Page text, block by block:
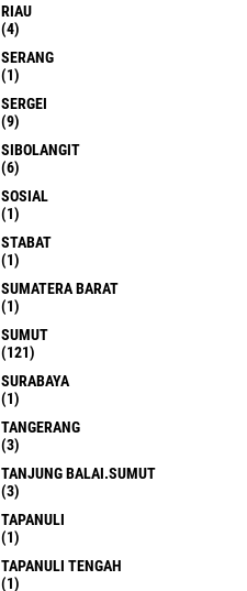
RIAU
(4)
SERANG
(1)
SERGEI
(9)
SIBOLANGIT
(6)
SOSIAL
(1)
STABAT
(1)
SUMATERA BARAT
(1)
SUMUT
(121)
SURABAYA
(1)
TANGERANG
(3)
TANJUNG BALAI.SUMUT
(3)
TAPANULI
(1)
TAPANULI TENGAH
(1)